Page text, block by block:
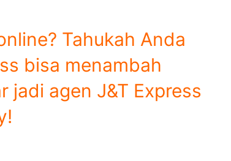
Tahukah Anda
bisa menambah
jadi agen J&T Express